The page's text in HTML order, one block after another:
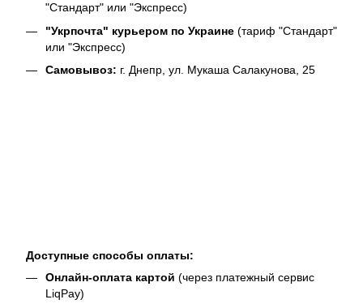
"Стандарт" или "Экспресс)
"Укрпочта" курьером по Украине (тариф "Стандарт"
или "Экспресс)
Самовывоз: г. Днепр, ул. Мукаша Салакунова, 25
Доступные способы оплаты:
Онлайн-оплата картой (через платежный сервис
LiqPay)